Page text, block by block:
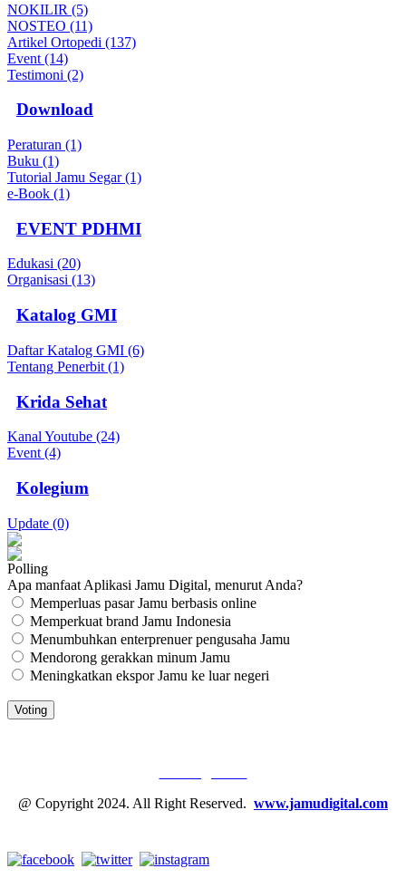
NOKILIR (5)
NOSTEO (11)
Artikel Ortopedi (137)
Event (14)
Testimoni (2)
Download
Peraturan (1)
Buku (1)
Tutorial Jamu Segar (1)
e-Book (1)
EVENT PDHMI
Edukasi (20)
Organisasi (13)
Katalog GMI
Daftar Katalog GMI (6)
Tentang Penerbit (1)
Krida Sehat
Kanal Youtube (24)
Event (4)
Kolegium
Update (0)
Polling
Apa manfaat Aplikasi Jamu Digital, menurut Anda?
Memperluas pasar Jamu berbasis online
Memperkuat brand Jamu Indonesia
Menumbuhkan enterprenuer pengusaha Jamu
Mendorong gerakkan minum Jamu
Meningkatkan ekspor Jamu ke luar negeri
@ Copyright 2024. All Right Reserved. www.jamudigital.com